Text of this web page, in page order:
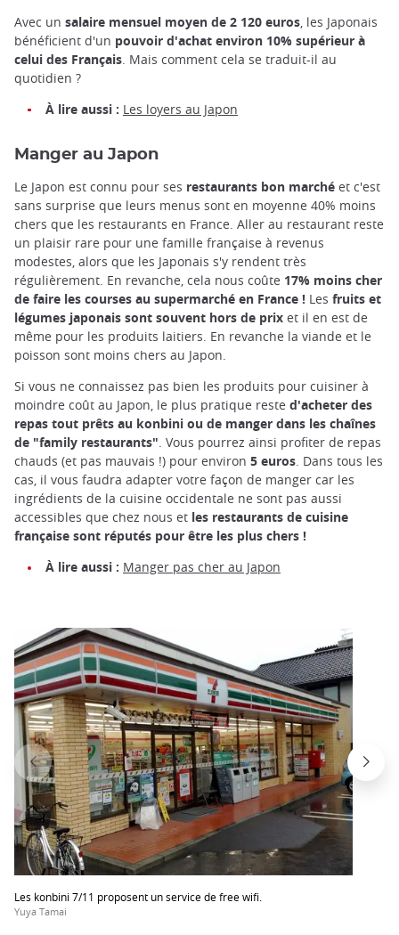
Avec un salaire mensuel moyen de 2 120 euros , les Japonais
bénéficient d'un pouvoir d'achat environ 10% supérieur à
celui des Français . Mais comment cela se traduit-il au
quotidien ?
À lire aussi : Les loyers au Japon
Manger au Japon
Le Japon est connu pour ses restaurants bon marché et c'est
sans surprise que leurs menus sont en moyenne 40% moins
chers que les restaurants en France. Aller au restaurant reste
un plaisir rare pour une famille française à revenus
modestes, alors que les Japonais s'y rendent très
régulièrement. En revanche, cela nous coûte 17% moins cher
de faire les courses au supermarché en France ! Les fruits et
légumes japonais sont souvent hors de prix et il en est de
même pour les produits laitiers. En revanche la viande et le
poisson sont moins chers au Japon.
Si vous ne connaissez pas bien les produits pour cuisiner à
moindre coût au Japon, le plus pratique reste d'acheter des
repas tout prêts au konbini ou de manger dans les chaînes
de "family restaurants". Vous pourrez ainsi profiter de repas
chauds (et pas mauvais !) pour environ 5 euros. Dans tous les
cas, il vous faudra adapter votre façon de manger car les
ingrédients de la cuisine occidentale ne sont pas aussi
accessibles que chez nous et les restaurants de cuisine
française sont réputés pour être les plus chers !
À lire aussi : Manger pas cher au Japon
Les konbini 7/11 proposent un service de free wifi.
Yuya Tamai